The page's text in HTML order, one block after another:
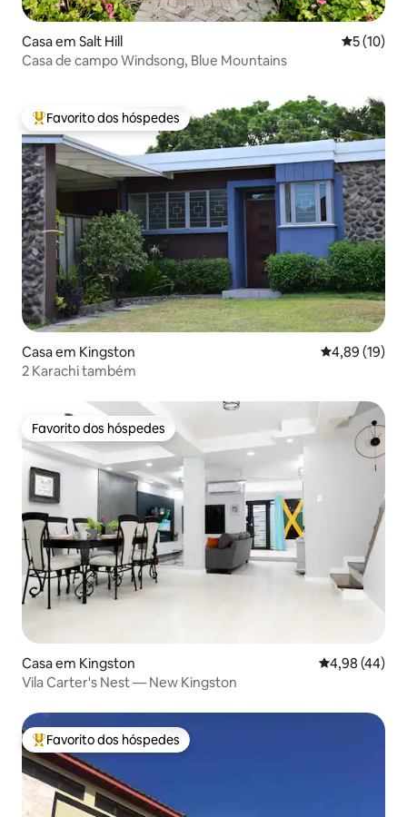
Casa em Salt Hill
5 (10)
Casa de campo Windsong, Blue Mountains
Favoritos dos hóspedes mais apreciados
Favorito dos hóspedes
Casa em Kingston Classificação
4,89 (19)
2 Karachi também
Favorito dos hóspedes
Favorito dos hóspedes
Casa em Kingston Classificação
4,98 (44)
Vila Carter's Nest — New Kingston
Favoritos dos hóspedes mais apreciados
Favorito dos hóspedes